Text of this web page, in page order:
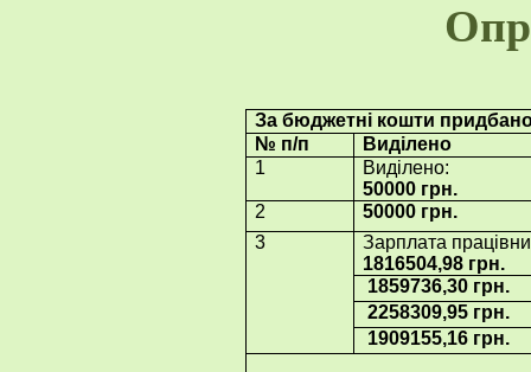
За бюджетні кошти
№ п/п
Виділено
1
Виділено:
50000 грн.
2
50000 грн.
3
Зарплата
1816504,98 грн.
1859736,30 грн.
2258309,95 грн.
1909155,16 грн.